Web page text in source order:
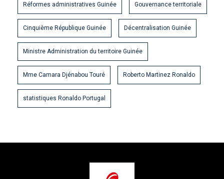
Réformes administratives Guinée Gouvernance territoriale
Cinquième République Guinée Décentralisation Guinée
Ministre Administration du territoire Guinée
Mme Camara Djénabou Touré Roberto Martinez Ronaldo
statistiques Ronaldo Portugal